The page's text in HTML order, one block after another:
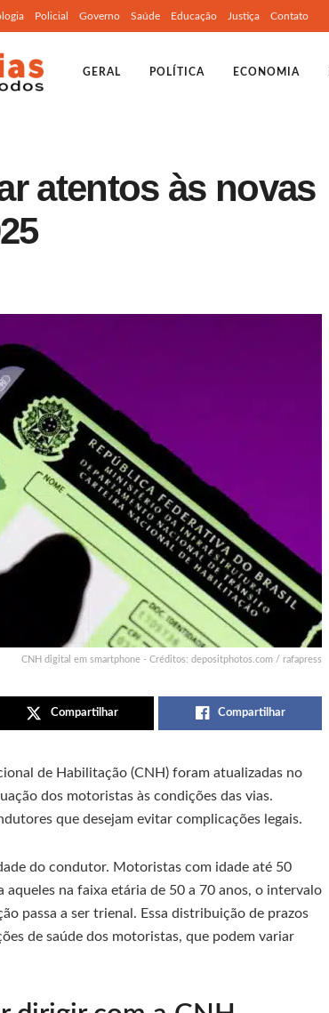
Policial Governo Saúde Educação Justiça Contato
GERAL POLÍTICA ECONOMIA
atentos às novas
CNH digital em smartphone - Créditos: depositphotos.com / rafapress
Compartilhar Compartilhar
de Habilitação (CNH) foram atualizadas no
dos motoristas às condições das vias.
que desejam evitar complicações legais.
do condutor. Motoristas com idade até 50
aqueles na faixa etária de 50 a 70 anos, o intervalo
passa a ser trienal. Essa distribuição de prazos
de saúde dos motoristas, que podem variar